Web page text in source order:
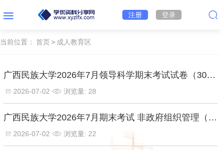
注册 登录
当前位置： 首页> 成人教育区
广西民族大学2026年7月领导科学期末考试试卷（30224）【标准答案】
2026-07-02 浏览量: 28
广西民族大学2026年7月期末考试 非政府组织管理（行政管理高起本30233）【标准答案】
2026-07-02 浏览量: 22